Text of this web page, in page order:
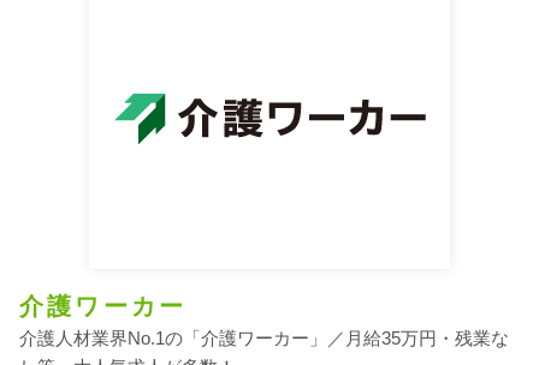
介護ワーカー
介護人材業界No.1の「介護ワーカー」／月給35万円・残業な